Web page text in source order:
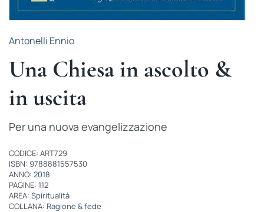
Antonelli Ennio
Una Chiesa in ascolto &
in uscita
Per una nuova evangelizzazione
CODICE: ART729
ISBN: 9788881557530
ANNO: 2018
PAGINE: 112
AREA: Spiritualità
COLLANA: Ragione & fede